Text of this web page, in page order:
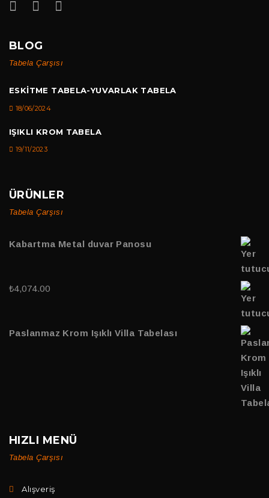
BLOG
Tabela Çarşısı
ESKITME TABELA-YUVARLAK TABELA
18/06/2024
IŞIKLI KROM TABELA
19/11/2023
ÜRÜNLER
Tabela Çarşısı
Kabartma Metal duvar Panosu
₺4,074.00
Paslanmaz Krom Işıklı Villa Tabelası
HIZLI MENÜ
Tabela Çarşısı
Alışveriş